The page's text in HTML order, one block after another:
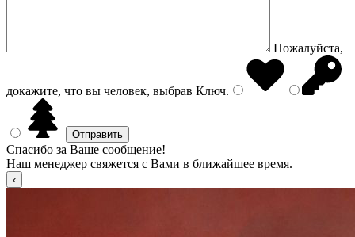
Пожалуйста,
докажите, что вы человек, выбрав Ключ.
Спасибо за Ваше сообщение!
Наш менеджер свяжется с Вами в ближайшее время.